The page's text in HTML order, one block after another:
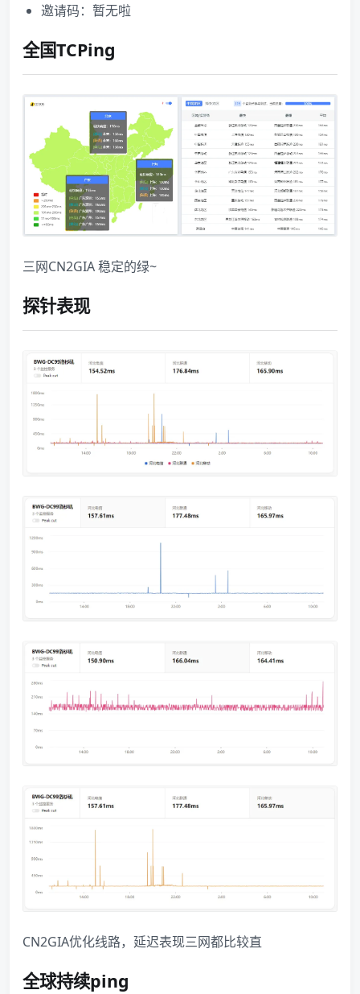
邀请码：暂无啦
全国TCPing
三网CN2GIA 稳定的绿~
探针表现
CN2GIA优化线路，延迟表现三网都比较直
全球持续ping